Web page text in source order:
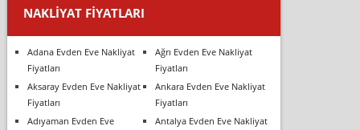
NAKLIYAT FIYATLARI
Adana Evden Eve Nakliyat
Fiyatları
Ağrı Evden Eve Nakliyat
Fiyatları
Aksaray Evden Eve Nakliyat
Fiyatları
Ankara Evden Eve Nakliyat
Fiyatları
Adıyaman Evden Eve
Antalya Evden Eve Nakliyat